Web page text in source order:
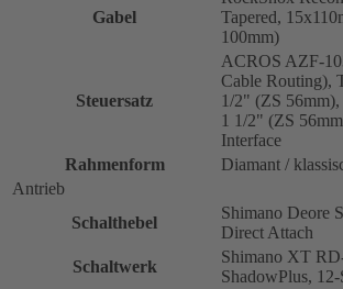
Gabel
Tapered,
100mm)
Steuersatz
ACROS AZF-
Cable Routing),
1/2" (ZS
1 1/2" (ZS
Interface
Rahmenform
Diamant /
Antrieb
Schalthebel
Shimano Deore
Direct Attach
Schaltwerk
Shimano XT
ShadowPlus, 12-